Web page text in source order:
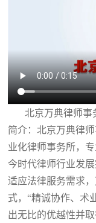
北京万典律师事务
简介：北京万典律
业化律师事务所，
今时代律师行业发
适应法律服务需求
式，“精诚协作、术
出无比的优越性并